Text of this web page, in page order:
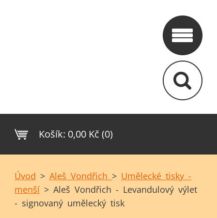
Košík: 0,00 Kč (0)
Úvod > Aleš Vondřich > Umělecké tisky -
menší > Aleš Vondřich - Levandulový výlet
- signovaný umělecký tisk